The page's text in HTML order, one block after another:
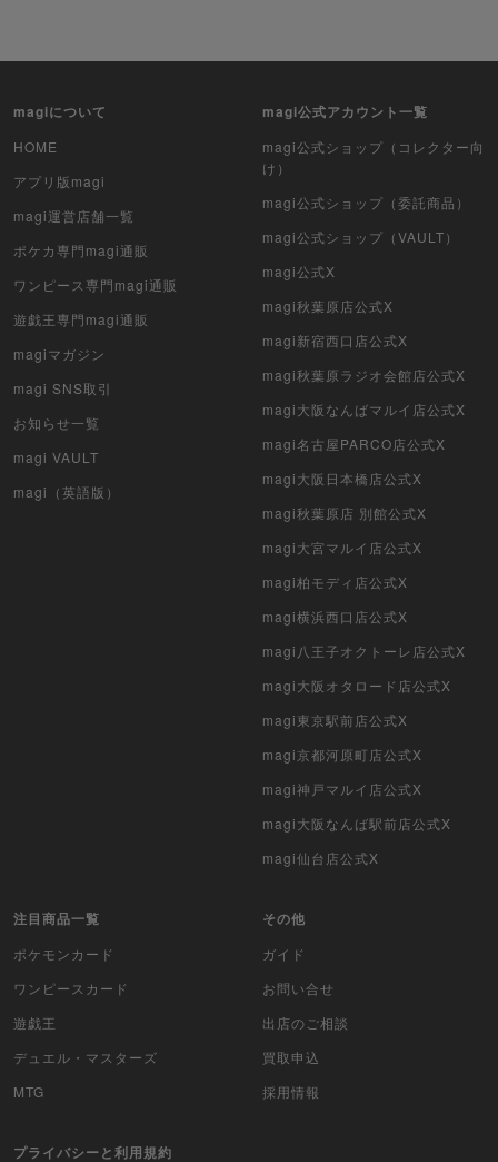
ポケカ（未開封パック）
遊戯王（未開封パック）
デュエル・マスターズ
マジック：ザ・ギャザリング
ヴァイスシュヴァルツ
クリプトスペルズ
マイクリプトヒーローズ
遊戯王初期
WIXOSS
WCCF
ドラゴンボールヒーローズ
バディファイト
Z/X（ゼクス）
magiについて
HOME
アプリ版magi
magi運営店舗一覧
ポケカ専門magi通販
ワンピース専門magi通販
遊戯王専門magi通販
magiマガジン
magi SNS取引
お知らせ一覧
magi VAULT
magi（英語版）
magi公式アカウント一覧
magi公式ショップ（コレクター向
け）
magi公式ショップ（委託商品）
magi公式ショップ（VAULT）
magi公式X
magi秋葉原店公式X
magi新宿西口店公式X
magi秋葉原ラジオ会館店公式X
magi大阪なんばマルイ店公式X
magi名古屋PARCO店公式X
magi大阪日本橋店公式X
magi秋葉原店 別館公式X
magi大宮マルイ店公式X
magi柏モディ店公式X
magi横浜西口店公式X
magi八王子オクトーレ店公式X
magi大阪オタロード店公式X
magi東京駅前店公式X
magi京都河原町店公式X
magi神戸マルイ店公式X
magi大阪なんば駅前店公式X
magi仙台店公式X
注目商品一覧
ポケモンカード
ワンピースカード
遊戯王
デュエル・マスターズ
MTG
その他
ガイド
お問い合せ
出店のご相談
買取申込
採用情報
プライバシーと利用規約